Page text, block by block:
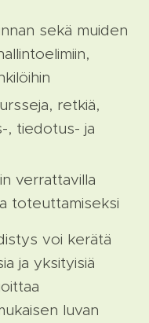
sekä muiden
retkiä,
, tiedotus- ja
verrattavilla
toteuttamiseksi
voi kerätä
ja yksityisiä
luvan